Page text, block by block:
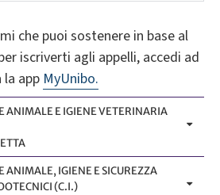
che puoi sostenere in base al
iscriverti agli appelli, accedi ad
la app MyUnibo.
ANIMALE E IGIENE VETERINARIA
ANIMALE, IGIENE E SICUREZZA
(C.I.)